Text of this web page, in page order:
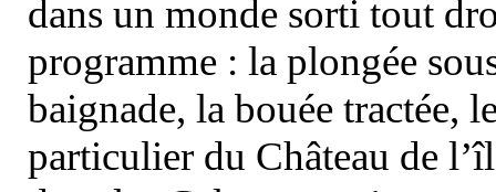
dans un monde sorti tout
programme : la plongée
baignade, la bouée tractée,
particulier du Château de